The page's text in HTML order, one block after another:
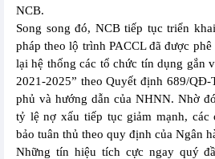
NCB.
Song song đó, NCB tiếp tục triển
pháp theo lộ trình PACCL đã được
lại hệ thống các tổ chức tín dụng gắn
2021-2025” theo Quyết định 689/
phủ và hướng dẫn của NHNN. Nhờ
tỷ lệ nợ xấu tiếp tục giảm mạnh, các
bảo tuân thủ theo quy định của Ngân
Những tín hiệu tích cực ngay quý